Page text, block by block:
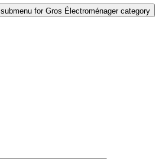
for Gros Électroménager category